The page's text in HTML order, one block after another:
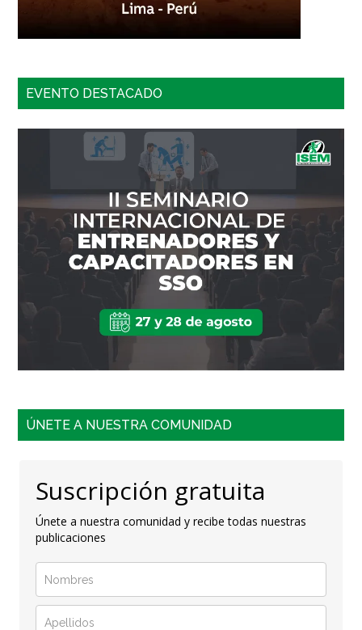
EVENTO DESTACADO
ÚNETE A NUESTRA COMUNIDAD
Suscripción gratuita
Únete a nuestra comunidad y recibe todas nuestras
publicaciones